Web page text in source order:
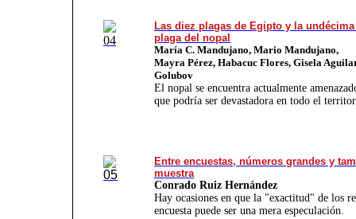
Las diez plagas de Egipto y la
plaga del nopal
María C. Mandujano, Mario Mandujano,
Mayra Pérez, Habacuc Flores, Gisela
Golubov
El nopal se encuentra actualmente
que podría ser devastadora en todo el
Entre encuestas, números grandes y
muestra
Conrado Ruiz Hernández
Hay ocasiones en que la "exactitud" de los
encuesta puede ser una mera especulación.